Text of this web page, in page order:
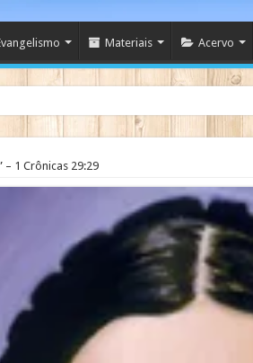
Materiais Acervo
– 1 Crônicas 29:29